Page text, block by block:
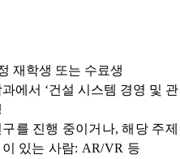
재학생 또는 수료생
에서 ‘건설 시스템 경영 및 관
를 진행 중이거나,해당 주제
있는 사람: AR/VR 등